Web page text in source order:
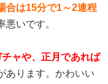
合は15分で1～2連程
いです。
ャや、正月であれば
あります。かわいい